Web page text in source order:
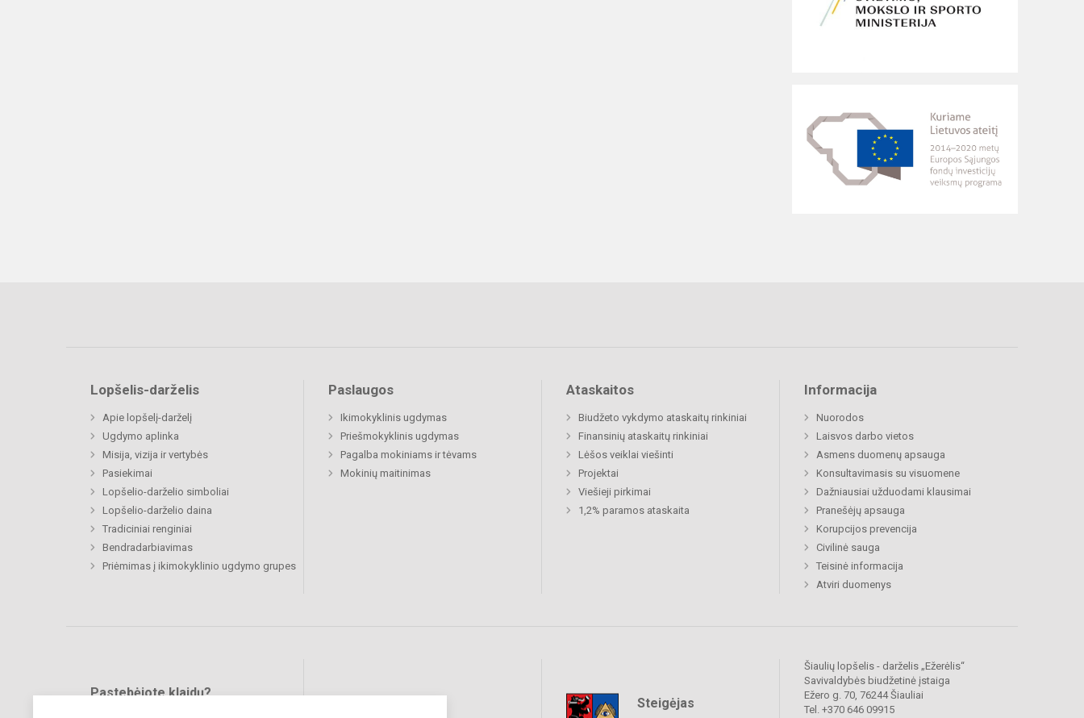
Lopšelis-darželis
Apie lopšelį-darželį
Ugdymo aplinka
Misija, vizija ir vertybės
Pasiekimai
Lopšelio-darželio simboliai
Lopšelio-darželio daina
Tradiciniai renginiai
Bendradarbiavimas
Priėmimas į ikimokyklinio ugdymo grupes
Paslaugos
Ikimokyklinis ugdymas
Priešmokyklinis ugdymas
Pagalba mokiniams ir tėvams
Mokinių maitinimas
Ataskaitos
Biudžeto vykdymo ataskaitų rinkiniai
Finansinių ataskaitų rinkiniai
Lėšos veiklai viešinti
Projektai
Viešieji pirkimai
1,2% paramos ataskaita
Informacija
Nuorodos
Laisvos darbo vietos
Asmens duomenų apsauga
Konsultavimasis su visuomene
Dažniausiai užduodami klausimai
Pranešėjų apsauga
Korupcijos prevencija
Civilinė sauga
Teisinė informacija
Atviri duomenys
Pastebėjote klaidų?
Steigėjas
Šiaulių lopšelis - darželis „Ežerėlis“
Savivaldybės biudžetinė įstaiga
Ežero g. 70, 76244 Šiauliai
Tel. +370 646 09915